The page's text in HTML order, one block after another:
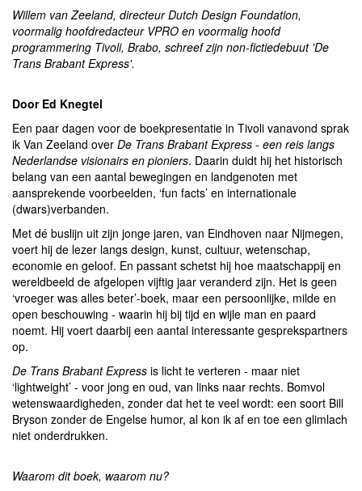
Willem van Zeeland, directeur Dutch Design Foundation,
voormalig hoofdredacteur VPRO en voormalig hoofd
programmering Tivoli, Brabo, schreef zijn non-fictiedebuut 'De
Trans Brabant Express'.
Door Ed Knegtel
Een paar dagen voor de boekpresentatie in Tivoli vanavond sprak
ik Van Zeeland over De Trans Brabant Express - een reis langs
Nederlandse visionairs en pioniers. Daarin duidt hij het historisch
belang van een aantal bewegingen en landgenoten met
aansprekende voorbeelden, ‘fun facts’ en internationale
(dwars)verbanden.
Met dé buslijn uit zijn jonge jaren, van Eindhoven naar Nijmegen,
voert hij de lezer langs design, kunst, cultuur, wetenschap,
economie en geloof. En passant schetst hij hoe maatschappij en
wereldbeeld de afgelopen vijftig jaar veranderd zijn. Het is geen
‘vroeger was alles beter’-boek, maar een persoonlijke, milde en
open beschouwing - waarin hij bij tijd en wijle man en paard
noemt. Hij voert daarbij een aantal interessante gesprekspartners
op.
De Trans Brabant Express is licht te verteren - maar niet
‘lightweight’ - voor jong en oud, van links naar rechts. Bomvol
wetenswaardigheden, zonder dat het te veel wordt: een soort Bill
Bryson zonder de Engelse humor, al kon ik af en toe een glimlach
niet onderdrukken.
Waarom dit boek, waarom nu?